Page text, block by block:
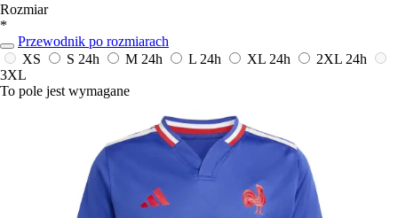
Rozmiar
*
Przewodnik po rozmiarach
XS
S 24h M 24h L 24h XL 24h 2XL 24h
3XL
To pole jest wymagane